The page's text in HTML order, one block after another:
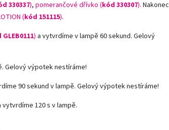
330337), pomerančové dřívko (kód 330307). Nakonec
(kód 151115).
) a vytvrdíme v lampě 60 sekund. Gelový
Gelový výpotek nestíráme!
90 sekund v lampě. Gelový výpotek nestíráme!
vytvrdíme 120 s v lampě.